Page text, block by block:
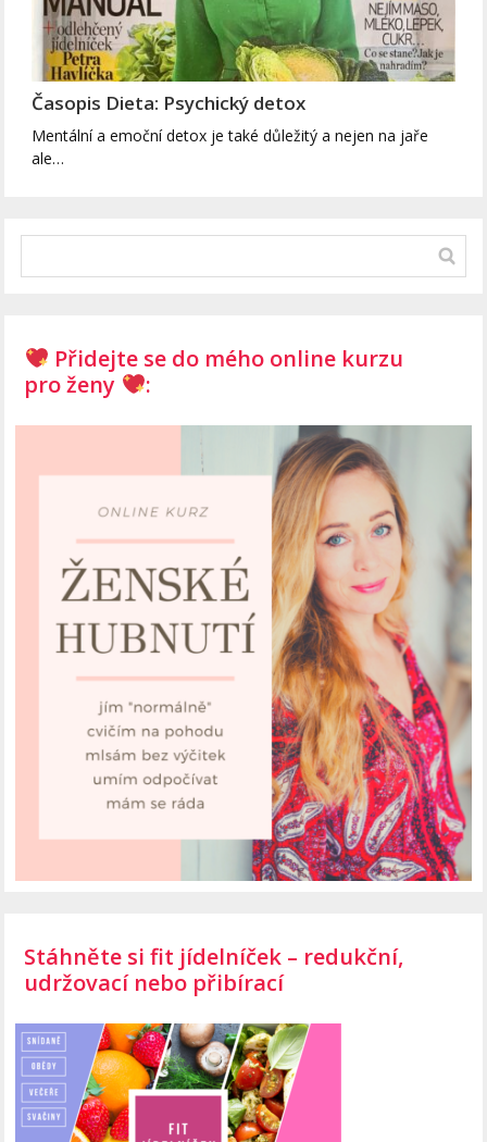
Časopis Dieta: Psychický detox
Mentální a emoční detox je také důležitý a nejen na jaře
ale…
Přidejte se do mého online kurzu
pro ženy
:
Stáhněte si fit jídelníček – redukční,
udržovací nebo přibírací